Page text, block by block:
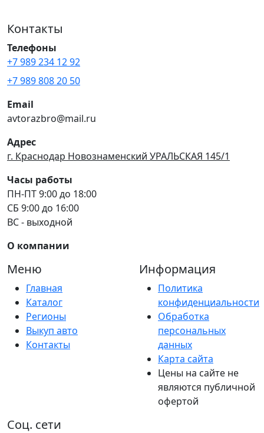
Контакты
Телефоны
+7 989 234 12 92
+7 989 808 20 50
Email
avtorazbro@mail.ru
Адрес
г. Краснодар Новознаменский УРАЛЬСКАЯ 145/1
Часы работы
ПН-ПТ 9:00 до 18:00
СБ 9:00 до 16:00
ВС - выходной
О компании
Меню
Главная
Каталог
Регионы
Выкуп авто
Контакты
Информация
Политика
конфиденциальности
Обработка
персональных
данных
Карта сайта
Цены на сайте не
являются публичной
офертой
Соц. сети